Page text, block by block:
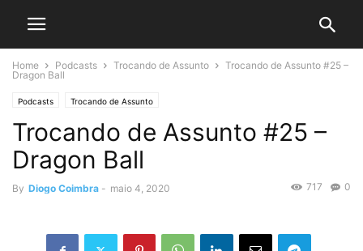
Home Podcasts Trocando de Assunto
Trocando de Assunto #25 –
Dragon Ball
Podcasts Trocando de Assunto
Trocando de Assunto #25 –
Dragon Ball
By Diogo Coimbra - maio 4, 2020 0
717